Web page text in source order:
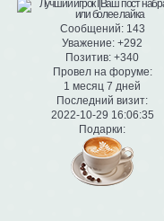
Сообщений:143
Уважение: +292
Позитив: +340
Провел на форуме:
1 месяц 7 дней
Последний визит:
2022-10-29 16:06:35
Подарки: